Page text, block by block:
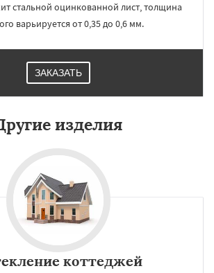
стальной оцинкованной лист, толщина
варьируется от 0,35 до 0,6 мм.
ЗАКАЗАТЬ
изделия
коттеджей